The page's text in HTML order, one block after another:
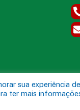
a
sua experiência
ter mais